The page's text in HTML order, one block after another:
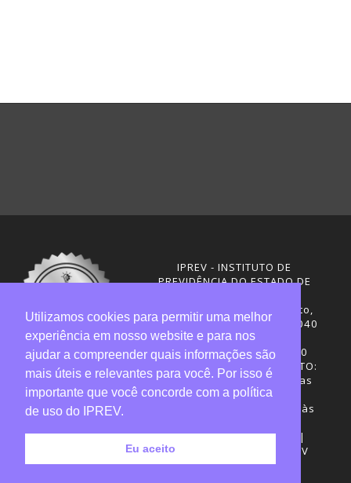
IPREV - INSTITUTO DE
PREVIDÊNCIA DO ESTADO DE
Rua Visconde de Ouro Preto,
291 – Centro - CEP: 88020-040
Florianópolis - SC
Telefones: (48) 3665-4600
HORÁRIO DE FUNCIONAMENTO:
Central de Atendimento: das
12h30 às 18h
Sede administrativa: 7h30 às
Desenvolvimento: CIASC |
Gestão do conteúdo: IPREV
Utilizamos cookies para permitir uma melhor
experiência em nosso website e para nos
ajudar a compreender quais informações são
mais úteis e relevantes para você. Por isso é
importante que você concorde com a política
de uso do IPREV.
Eu aceito